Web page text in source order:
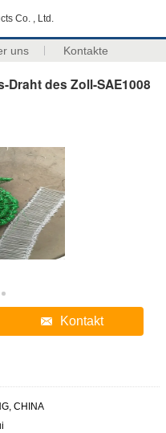
Co. , Ltd.
uns Kontakte
des Zoll-SAE1008
Kontakt
CHINA